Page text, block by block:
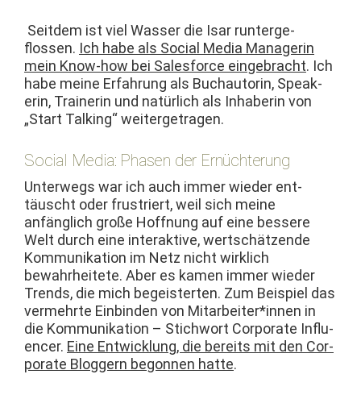
Seit­dem ist viel Wass­er die Isar run­terge­
flossen. Ich habe als Social Media Man­agerin
mein Know-how bei Sales­force einge­bracht. Ich
habe meine Erfahrung als Buchau­torin, Speak­
erin, Trainer­in und natür­lich als Inhab­erin von
„Start Talk­ing“ weitergetragen.
Social Media: Phasen der Ernüchterung
Unter­wegs war ich auch immer wieder ent­
täuscht oder frus­tri­ert, weil sich meine
anfänglich große Hoff­nung auf eine bessere
Welt durch eine inter­ak­tive, wertschätzende
Kom­mu­nika­tion im Netz nicht wirk­lich
bewahrheit­ete. Aber es kamen immer wieder
Trends, die mich begeis­terten. Zum Beispiel das
ver­mehrte Ein­binden von Mitarbeiter*innen in
die Kom­mu­nika­tion – Stich­wort Cor­po­rate Influ­
encer. Eine Entwick­lung, die bere­its mit den Cor­
po­rate Blog­gern begonnen hat­te.